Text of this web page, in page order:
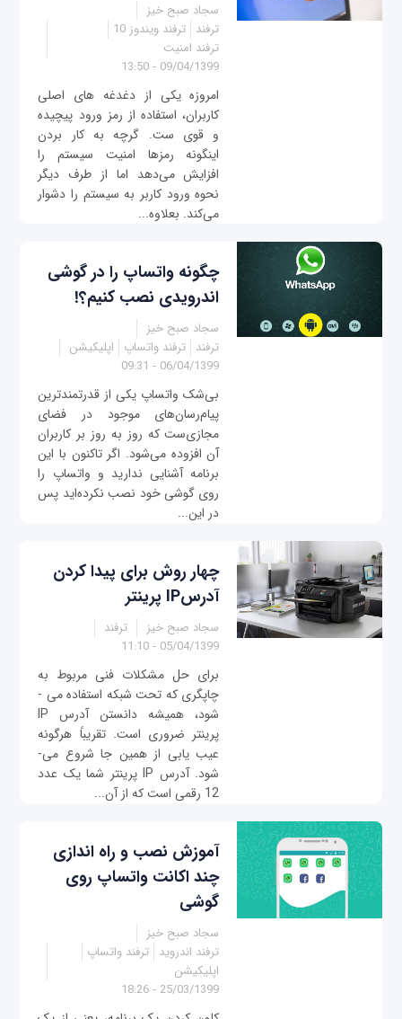
سجاد صبح خیز
ترفند ترفند ویندوز 10
ترفند امنیت
09/04/1399 - 13:50
امروزه یکی از دغدغه های اصلی
کاربران، استفاده از رمز ورود پیچیده
و قوی ست. گرچه به کار بردن
اینگونه رمزها امنیت سیستم را
افزایش می‌دهد اما از طرف دیگر
نحوه ورود کاربر به سیستم را دشوار
می‌کند. بعلاوه...
چگونه واتساپ را در گوشی
اندرویدی نصب کنیم؟!
سجاد صبح خیز
ترفند ترفند واتساپ
اپلیکیشن
06/04/1399 - 09:31
بی‌شک واتساپ یکی از قدرتمندترین
پیام‌رسان‌های موجود در فضای
مجازی‌ست که روز به روز بر کاربران
آن افزوده می‌شود. اگر تاکنون با این
برنامه آشنایی ندارید و واتساپ را
روی گوشی خود نصب نکرده‌اید پس
در این...
چهار روش برای پیدا کردن
آدرسIP پرینتر
سجاد صبح خیز
ترفند
05/04/1399 - 11:10
برای حل مشکلات فنی مربوط به
چاپگری که تحت شبکه استفاده می ­
شود، همیشه دانستن آدرس IP
پرینتر ضروری است. تقریباً هرگونه
عیب یابی از همین جا شروع می­
شود. آدرس IP پرینتر شما یک عدد
12 رقمی است که از آن...
آموزش نصب و راه اندازی
چند اکانت واتساپ روی
گوشی
سجاد صبح خیز
ترفند اندروید ترفند واتساپ
اپلیکیشن
25/03/1399 - 18:26